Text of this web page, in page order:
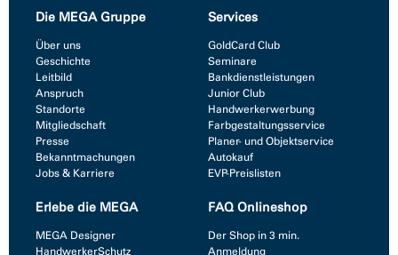
Die MEGA Gruppe
Über uns
Geschichte
Leitbild
Anspruch
Standorte
Mitgliedschaft
Presse
Bekanntmachungen
Jobs & Karriere
Services
GoldCard Club
Seminare
Bankdienstleistungen
Junior Club
Handwerkerwerbung
Farbgestaltungsservice
Planer- und Objektservice
Autokauf
EVP-Preislisten
Erlebe die MEGA
MEGA Designer
HandwerkerSchutz
FAQ Onlineshop
Der Shop in 3 min.
Anmeldung